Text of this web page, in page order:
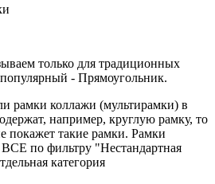
только для традиционных
- Прямоугольник.
рамки коллажи (мультирамки) в
например, круглую рамку, то
покажет такие рамки. Рамки
по фильтру "Нестандартная
категория